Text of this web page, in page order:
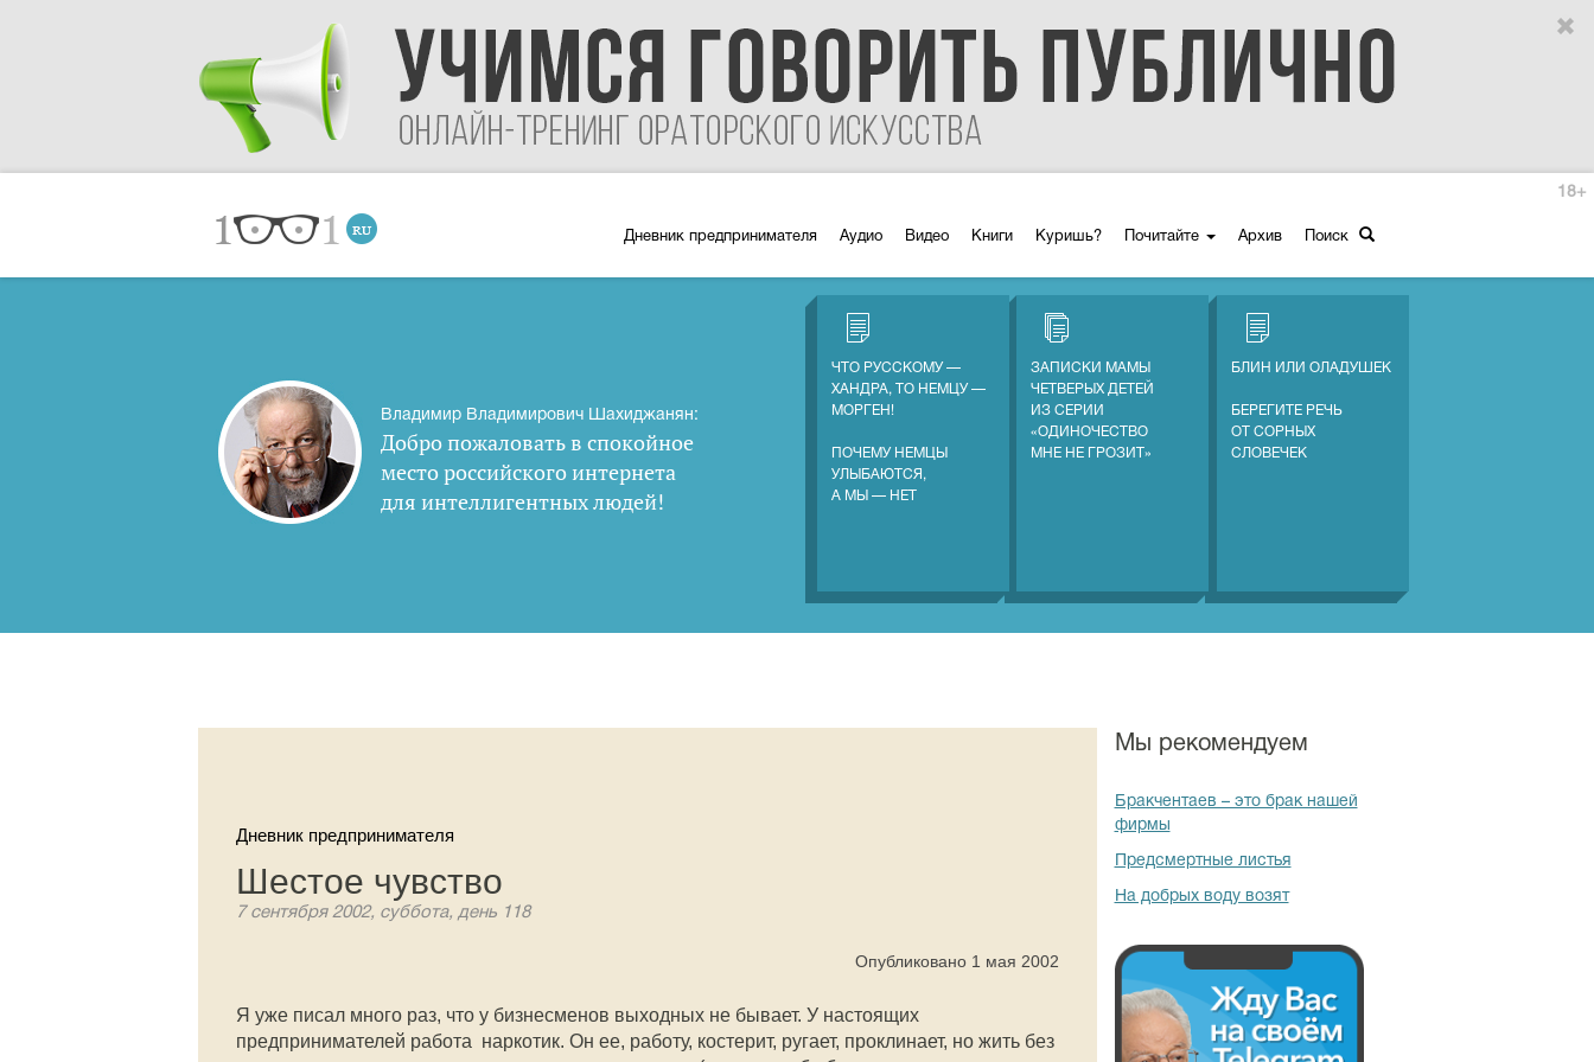
Дневник предпринимателя Аудио Видео Книги Куришь? Почитайте Архив Поиск
18+
Владимир Владимирович Шахиджанян:
Добро пожаловать в спокойное
место российского интернета
для интеллигентных людей!
ЧТО РУССКОМУ —
ХАНДРА, ТО НЕМЦУ —
МОРГЕН!
ПОЧЕМУ НЕМЦЫ
УЛЫБАЮТСЯ,
А МЫ — НЕТ
ЗАПИСКИ МАМЫ
ЧЕТВЕРЫХ ДЕТЕЙ
ИЗ СЕРИИ
«ОДИНОЧЕСТВО
МНЕ НЕ ГРОЗИТ»
БЛИН ИЛИ ОЛАДУШЕК
БЕРЕГИТЕ РЕЧЬ
ОТ СОРНЫХ
СЛОВЕЧЕК
Дневник предпринимателя
Шестое чувство
7 сентября 2002, суббота, день 118
Опубликовано 1 мая 2002
Я уже писал много раз, что у бизнесменов выходных не бывает. У настоящих
предпринимателей работа  наркотик. Он ее, работу, костерит, ругает, проклинает, но жить без
Мы рекомендуем
Бракчентаев – это брак нашей
фирмы
Предсмертные листья
На добрых воду возят